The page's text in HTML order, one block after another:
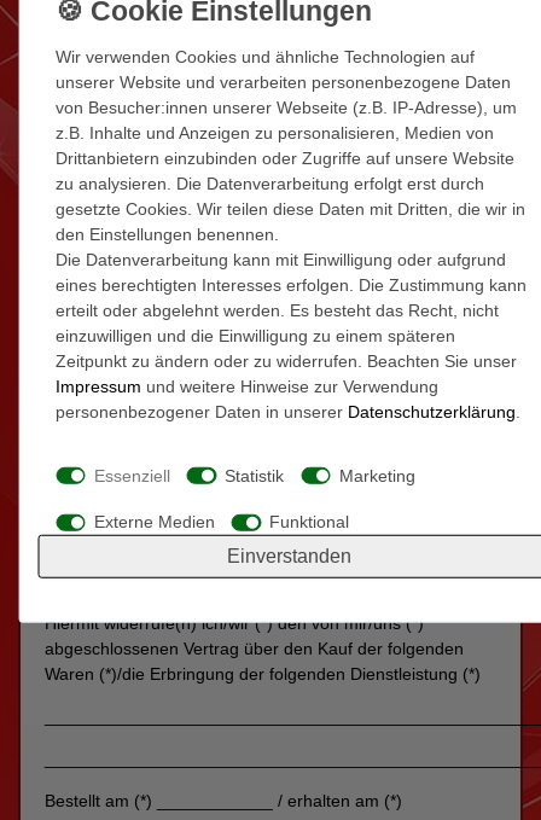
Verunreinigungen der Ware. Senden Sie die Ware bitte in
Originalverpackung mit sämtlichem Zubehör und mit allen
Verpackungsbestandteilen an uns zurück. Verwenden Sie
ggf. eine schützende Umverpackung. Wenn Sie die
Originalverpackung nicht mehr besitzen, sorgen Sie bitte
mit einer geeigneten Verpackung für einen ausreichenden
Schutz vor Transportschäden.
2) Senden Sie die Ware bitte nicht unfrei an uns zurück.
3) Bitte beachten Sie, dass die vorgenannten Ziffern 1-2
nicht Voraussetzung für die wirksame Ausübung des
Widerrufsrechts sind.
B. Widerrufsformular
Wenn Sie den Vertrag widerrufen wollen, dann füllen Sie
bitte dieses Formular aus und senden es zurück.
An
Avitec24
42389 Wuppertal
E-Mail: info@avitec24.de
Hiermit widerrufe(n) ich/wir (*) den von mir/uns (*)
abgeschlossenen Vertrag über den Kauf der folgenden
Waren (*)/die Erbringung der folgenden Dienstleistung (*)
Bestellt am (*) ____________ / erhalten am (*)
Wir verwenden Cookies und ähnliche Technologien auf
unserer Website und verarbeiten personenbezogene Daten
von Besucher:innen unserer Webseite (z.B. IP-Adresse), um
z.B. Inhalte und Anzeigen zu personalisieren, Medien von
Drittanbietern einzubinden oder Zugriffe auf unsere Website
zu analysieren. Die Datenverarbeitung erfolgt erst durch
gesetzte Cookies. Wir teilen diese Daten mit Dritten, die wir in
den Einstellungen benennen.
Die Datenverarbeitung kann mit Einwilligung oder aufgrund
eines berechtigten Interesses erfolgen. Die Zustimmung kann
erteilt oder abgelehnt werden. Es besteht das Recht, nicht
einzuwilligen und die Einwilligung zu einem späteren
Zeitpunkt zu ändern oder zu widerrufen. Beachten Sie unser
Impressum und weitere Hinweise zur Verwendung
personenbezogener Daten in unserer Daten­schutz­erklärung
Essenziell Statistik Marketing
Externe Medien Funktional
Einverstanden